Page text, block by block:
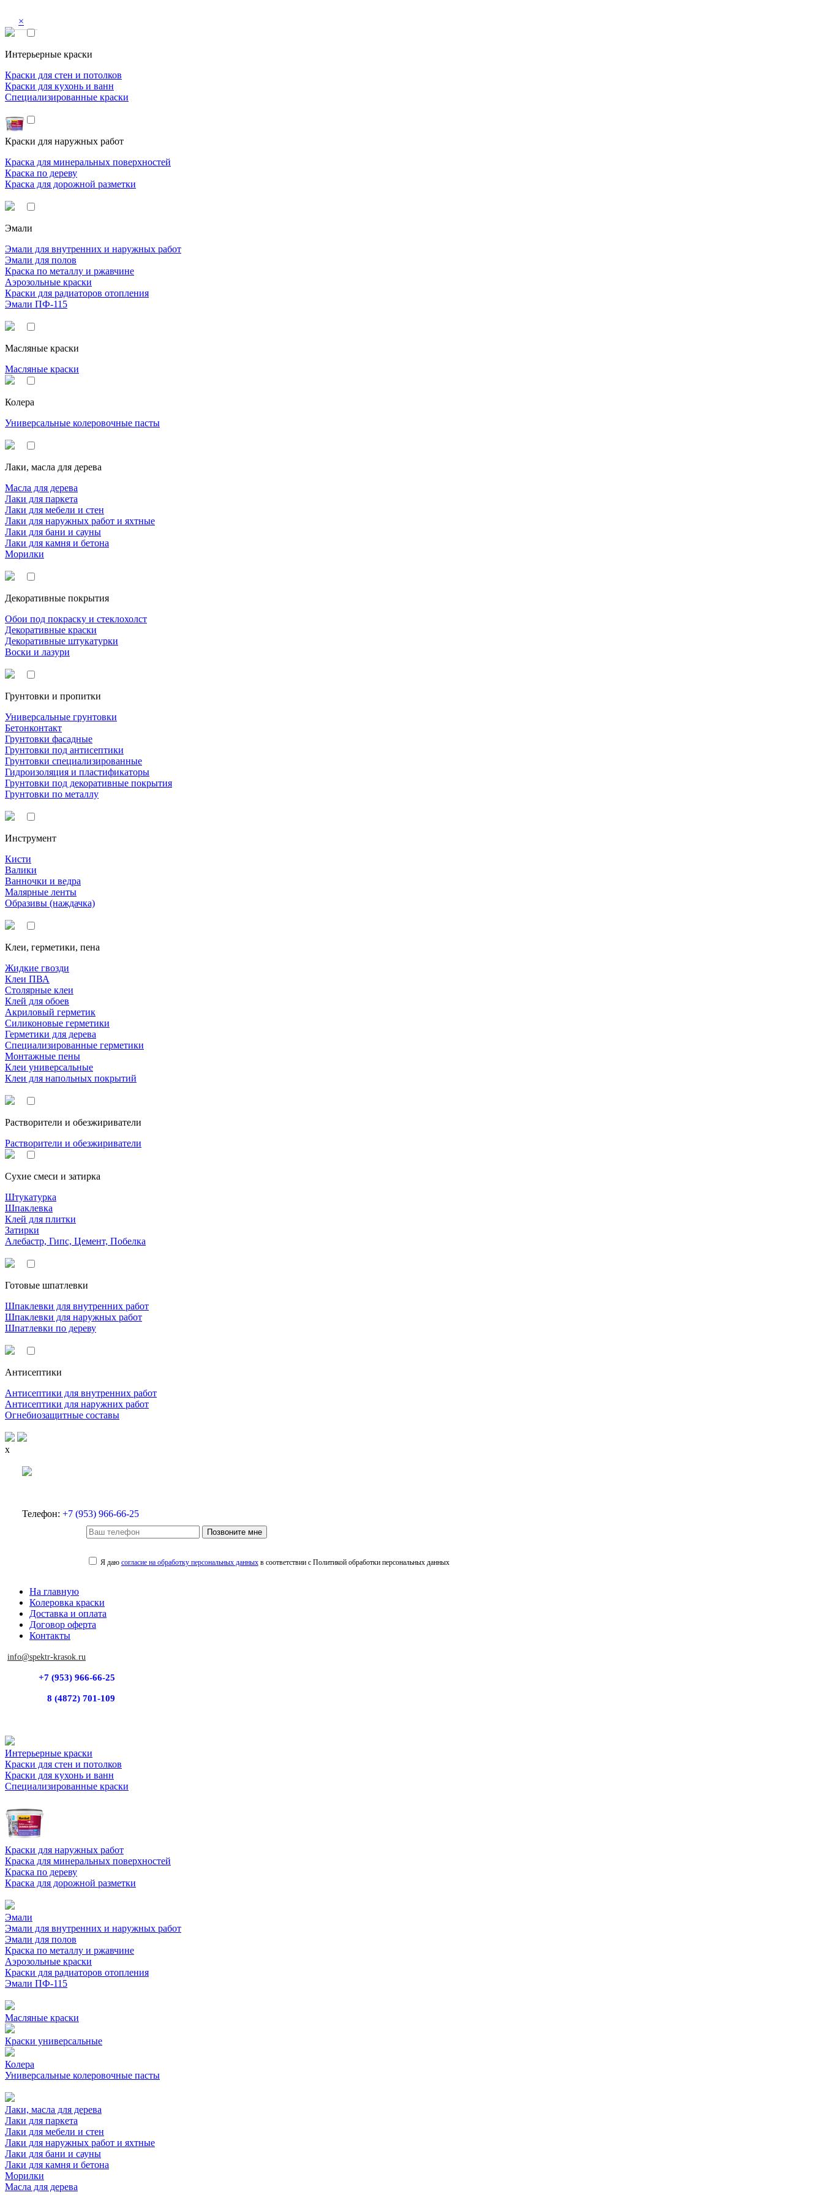
×
Интерьерные краски
Краски для стен и потолков
Краски для кухонь и ванн
Специализированные краски
Краски для наружных работ
Краска для минеральных поверхностей
Краска по дереву
Краска для дорожной разметки
Эмали
Эмали для внутренних и наружных работ
Эмали для полов
Краска по металлу и ржавчине
Аэрозольные краски
Краски для радиаторов отопления
Эмали ПФ-115
Масляные краски
Масляные краски
Колера
Универсальные колеровочные пасты
Лаки, масла для дерева
Масла для дерева
Лаки для паркета
Лаки для мебели и стен
Лаки для наружных работ и яхтные
Лаки для бани и сауны
Лаки для камня и бетона
Морилки
Декоративные покрытия
Обои под покраску и стеклохолст
Декоративные краски
Декоративные штукатурки
Воски и лазури
Грунтовки и пропитки
Универсальные грунтовки
Бетонконтакт
Грунтовки фасадные
Грунтовки под антисептики
Грунтовки специализированные
Гидроизоляция и пластификаторы
Грунтовки под декоративные покрытия
Грунтовки по металлу
Инструмент
Кисти
Валики
Ванночки и ведра
Малярные ленты
Образивы (наждачка)
Клеи, герметики, пена
Жидкие гвозди
Клеи ПВА
Столярные клеи
Клей для обоев
Акриловый герметик
Силиконовые герметики
Герметики для дерева
Специализированные герметики
Монтажные пены
Клеи универсальные
Клеи для напольных покрытий
Растворители и обезжириватели
Растворители и обезжириватели
Сухие смеси и затирка
Штукатурка
Шпаклевка
Клей для плитки
Затирки
Алебастр, Гипс, Цемент, Побелка
Готовые шпатлевки
Шпаклевки для внутренних работ
Шпаклевки для наружных работ
Шпатлевки по дереву
Антисептики
Антисептики для внутренних работ
Антисептики для наружних работ
Огнебиозащитные составы
x
Телефон: +7 (953) 966-66-25
Позвоните мне
Я даю согласие на обработку персональных данныхв соответствии с Политикой обработки персональных данных
На главную
Колеровка краски
Доставка и оплата
Договор оферта
Контакты
info@spektr-krasok.ru
+7 (953) 966-66-25
8 (4872) 701-109
Интерьерные краски
Краски для стен и потолков
Краски для кухонь и ванн
Специализированные краски
Краски для наружных работ
Краска для минеральных поверхностей
Краска по дереву
Краска для дорожной разметки
Эмали
Эмали для внутренних и наружных работ
Эмали для полов
Краска по металлу и ржавчине
Аэрозольные краски
Краски для радиаторов отопления
Эмали ПФ-115
Масляные краски
Краски универсальные
Колера
Универсальные колеровочные пасты
Лаки, масла для дерева
Лаки для паркета
Лаки для мебели и стен
Лаки для наружных работ и яхтные
Лаки для бани и сауны
Лаки для камня и бетона
Морилки
Масла для дерева